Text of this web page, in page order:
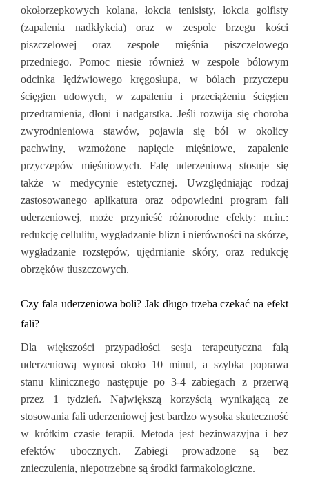
okołorzepkowych kolana, łokcia tenisisty, łokcia golfisty
(zapalenia nadkłykcia) oraz w zespole brzegu kości
piszczelowej oraz zespole mięśnia piszczelowego
przedniego. Pomoc niesie również w zespole bólowym
odcinka lędźwiowego kręgosłupa, w bólach przyczepu
ścięgien udowych, w zapaleniu i przeciążeniu ścięgien
przedramienia, dłoni i nadgarstka. Jeśli rozwija się choroba
zwyrodnieniowa stawów, pojawia się ból w okolicy
pachwiny, wzmożone napięcie mięśniowe, zapalenie
przyczepów mięśniowych. Falę uderzeniową stosuje się
także w medycynie estetycznej. Uwzględniając rodzaj
zastosowanego aplikatura oraz odpowiedni program fali
uderzeniowej, może przynieść różnorodne efekty: m.in.:
redukcję cellulitu, wygładzanie blizn i nierówności na skórze,
wygładzanie rozstępów, ujędrnianie skóry, oraz redukcję
obrzęków tłuszczowych.
Czy fala uderzeniowa boli? Jak długo trzeba czekać na efekt
fali?
Dla większości przypadłości sesja terapeutyczna falą
uderzeniową wynosi około 10 minut, a szybka poprawa
stanu klinicznego następuje po 3-4 zabiegach z przerwą
przez 1 tydzień. Największą korzyścią wynikającą ze
stosowania fali uderzeniowej jest bardzo wysoka skuteczność
w krótkim czasie terapii. Metoda jest bezinwazyjna i bez
efektów ubocznych. Zabiegi prowadzone są bez
znieczulenia, niepotrzebne są środki farmakologiczne.